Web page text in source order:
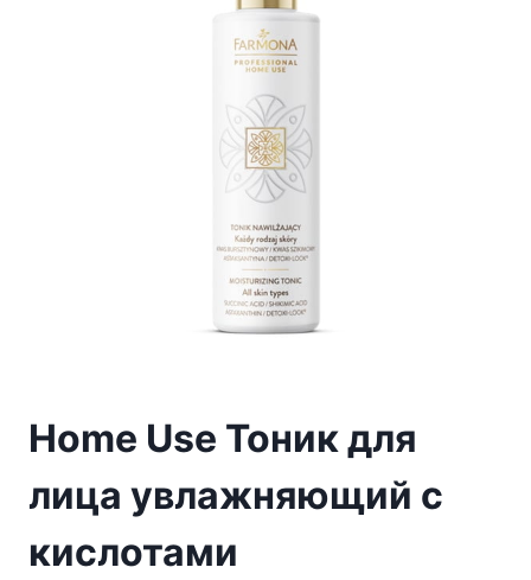
Home Use Тоник для
лица увлажняющий с
кислотами